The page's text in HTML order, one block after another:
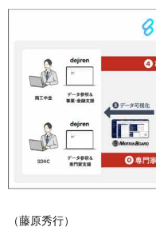
（藤原秀行）